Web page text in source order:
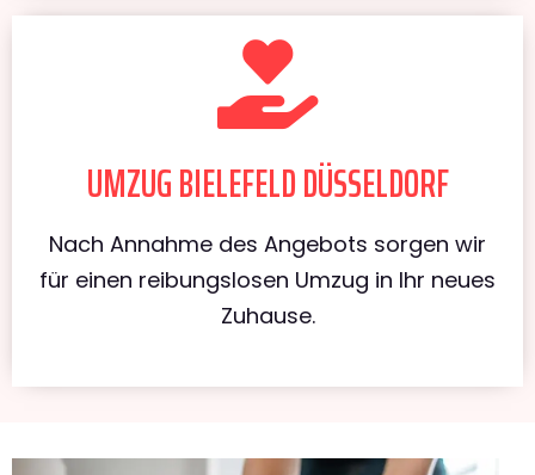
UMZUG BIELEFELD DÜSSELDORF
Nach Annahme des Angebots sorgen wir
für einen reibungslosen Umzug in Ihr neues
Zuhause.